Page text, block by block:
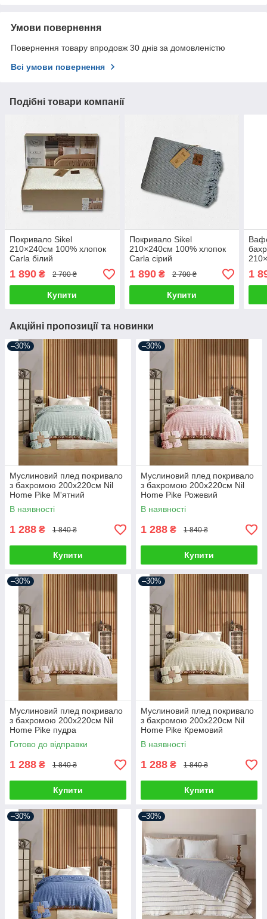
Умови повернення
Повернення товару впродовж 30 днів за домовленістю
Всі умови повернення
Подібні товари компанії
Покривало Sikel
210×240см 100% хлопок
Carla білий
1 890 ₴ 2 700 ₴
Купити
Покривало Sikel
210×240см 100% хлопок
Carla cірий
1 890₴ 2 700 ₴
Купити
1
Акційні пропозиції та новинки
–30%
Муслиновий плед покривало
з бахромою 200х220см Nil
Home Pike М'ятний
В наявності
1 288 ₴ 1 840 ₴
Купити
–30%
Муслиновий плед покривало
з бахромою 200х220см Nil
Home Pike Рожевий
В наявності
1 288 ₴ 1 840 ₴
Купити
–30%
Муслиновий плед покривало
з бахромою 200х220см Nil
Home Pike пудра
Готово до відправки
1 288 ₴ 1 840 ₴
Купити
–30%
Муслиновий плед покривало
з бахромою 200х220см Nil
Home Pike Кремовий
В наявності
1 288 ₴ 1 840 ₴
Купити
–30% –30%